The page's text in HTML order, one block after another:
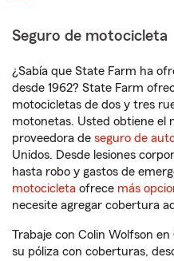
Seguro de motocicleta
¿Sabía que State Farm ha
desde 1962? State Farm
motocicletas de dos y tres
motonetas. Usted obtiene el
proveedora de seguro de
Unidos. Desde lesiones
hasta robo y gastos de
motocicleta ofrece más
necesite agregar cobertura
Trabaje con Colin Wolfson
su póliza con coberturas,